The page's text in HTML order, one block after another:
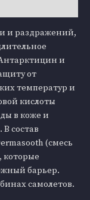
и раздражений,
и
от
температур и
кислоты
в коже и
состав
(смесь
которые
барьер.
самолетов.